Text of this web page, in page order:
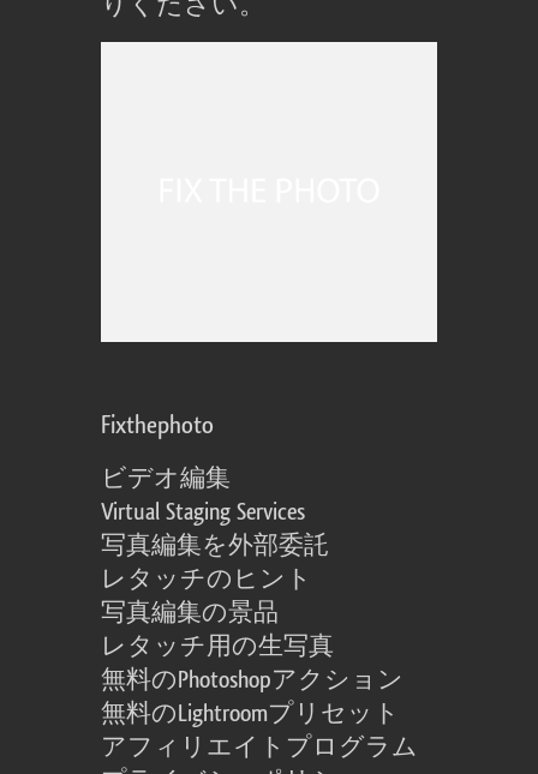
りください。
Fixthephoto
ビデオ編集
Virtual Staging Services
写真編集を外部委託
レタッチのヒント
写真編集の景品
レタッチ用の生写真
無料のPhotoshopアクション
無料のLightroomプリセット
アフィリエイトプログラム